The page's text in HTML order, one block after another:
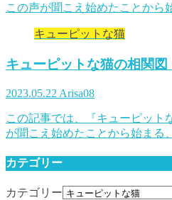
この声が聞こえ始めたことか
キューピットな猫
キューピットな猫の相関
2023.05.22 Arisa08
この記事では、『キューピット
が聞こえ始めたことから始ま
カテゴリー
カテゴリー